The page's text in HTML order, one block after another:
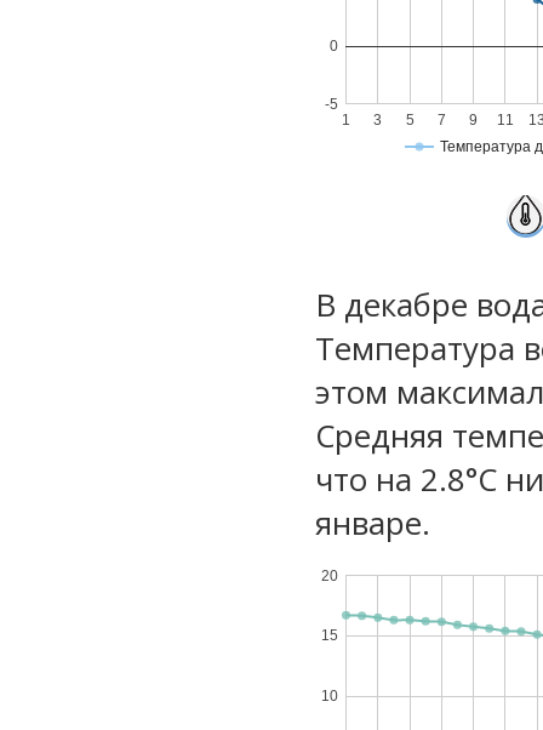
Температура
1 3 5 7 9 11
-5
0
В декабре
Температура
этом
Средняя
что на 2.8°C
январе.
10
15
20